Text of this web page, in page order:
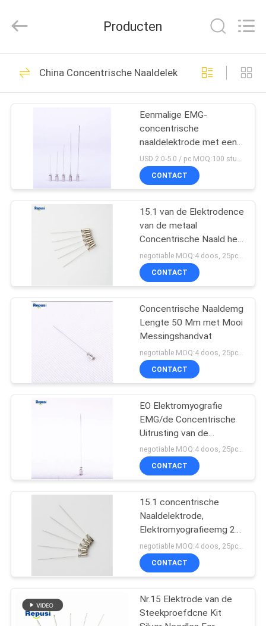
HUIS
PRODUCTEN
ONGEVEER
FABRIEKSREIS
KWALITEITSCONTROLE
CONTACTEER
ONS
NIEUWS
OM EEN
CITAAT
PRIVACY
Co.,Ltd..
Concentrische
Naaldelektrode
12
EMG
Naaldelektroden
17
concentrische naald
23
De Elektroden van
de Subdermalnaald
18
Stimulatorsonde
18
Producten
China Concentrische Naaldelektrode
Eenmalige EMG-
concentrische
naaldelektrode met een
naalddiameter van
0,35/0,45/0,50 mm
USD 2.0-5.0 / pc MOQ:100 stuks
CONTACT
15.1 van de Elektrodence
van de metaal
Concentrische Naald het
Handvat Concentrische
Steriele
Verbruiksgoederen
CONTACT
Concentrische Naaldemg
Lengte 50 Mm met Mooi
Messingshandvat
CONTACT
EO Elektromyografie
EMG/de Concentrische
Uitrusting van de
Naaldsteekproef van
Nr.15.1/Nr.10.1/Nr.20.1
negotiable MOQ:4 doos, 25pcs per doos
CONTACT
15.1 concentrische
Naaldelektrode,
Elektromyografieemg 25
Naalden per Pak
negotiable MOQ:4 doos, 25pcs per doos
CONTACT
Nr.15 Elektrode van de
Steekproefdcne Kit